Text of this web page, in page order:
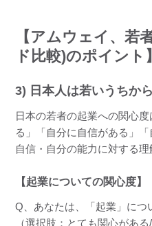
【アムウェイ、若
ド比較)のポイント】
3) 日本人は若いうちか
日本の若者の起業への関心
る」「自分に自信がある」
自信・自分の能力に対する
【起業についての関心度】
Q、あなたは、「起業」につ
（選択肢：とても関心があ